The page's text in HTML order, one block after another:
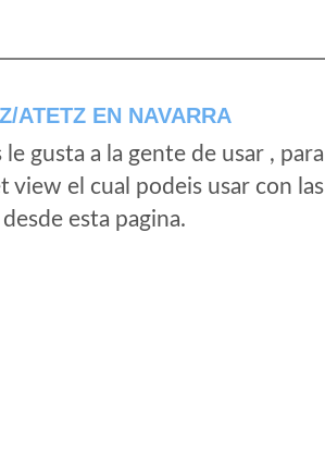
ATETZ EN NAVARRA
gusta a la gente de usar , para
view el cual podeis usar con las
esta pagina.